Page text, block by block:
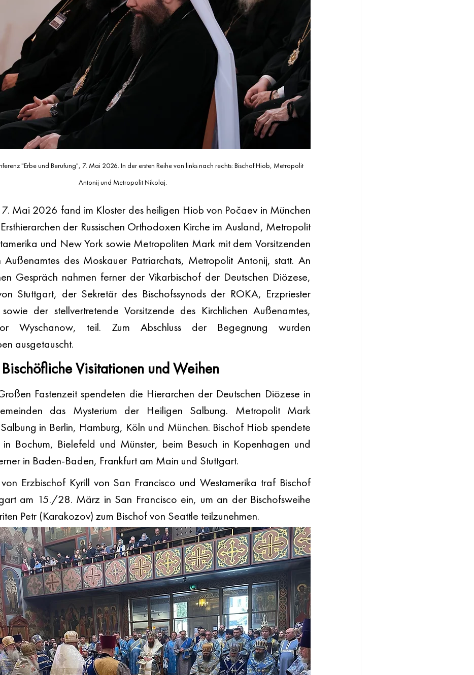
"Erbe und Berufung", 7. Mai 2026. In der ersten Reihe von links nach rechts: Bischof Hiob, Metropolit
Antonij und Metropolit Nikolaj.
Mai 2026 fand im Kloster des heiligen Hiob von Počaev in München
der Russischen Orthodoxen Kirche im Ausland, Metropolit
und New York sowie Metropoliten Mark mit dem Vorsitzenden
Außenamtes des Moskauer Patriarchats, Metropolit Antonij, statt. An
Gespräch nahmen ferner der Vikarbischof der Deutschen Diözese,
Stuttgart, der Sekretär des Bischofssynods der ROKA, Erzpriester
der stellvertretende Vorsitzende des Kirchlichen Außenamtes,
Wyschanow, teil. Zum Abschluss der Begegnung wurden
ausgetauscht.
Visitationen und Weihen
Fastenzeit spendeten die Hierarchen der Deutschen Diözese in
das Mysterium der Heiligen Salbung. Metropolit Mark
in Berlin, Hamburg, Köln und München. Bischof Hiob spendete
Bochum, Bielefeld und Münster, beim Besuch in Kopenhagen und
in Baden-Baden, Frankfurt am Main und Stuttgart.
Erzbischof Kyrill von San Francisco und Westamerika traf Bischof
am 15./28. März in San Francisco ein, um an der Bischofsweihe
Petr (Karakozov) zum Bischof von Seattle teilzunehmen.